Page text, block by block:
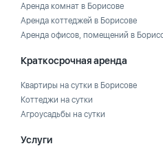
Аренда комнат в Борисове
Аренда коттеджей в Борисове
Аренда офисов, помещений в
Краткосрочная аренда
Квартиры на сутки в Борисове
Коттеджи на сутки
Агроусадьбы на сутки
Услуги